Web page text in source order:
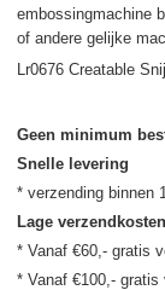
embossingmachine
of andere gelijke
Lr0676 Creatable
Geen minimum
Snelle levering
Lage verzendkosten
* Vanaf €60,- gratis